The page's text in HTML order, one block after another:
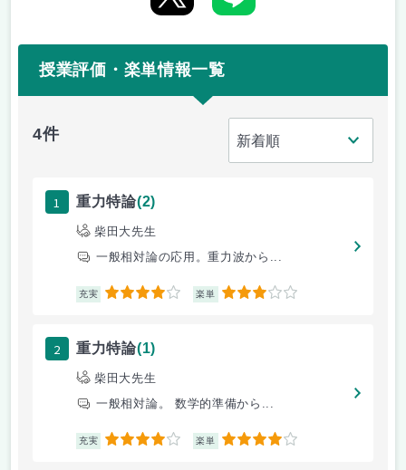
授業評価・楽単情報一覧
4件
1 重力特論(2)
柴田大先生
一般相対論の応用。重力波から...
充実 4 楽単 3
2 重力特論(1)
柴田大先生
一般相対論。 数学的準備から...
充実 4 楽単 4